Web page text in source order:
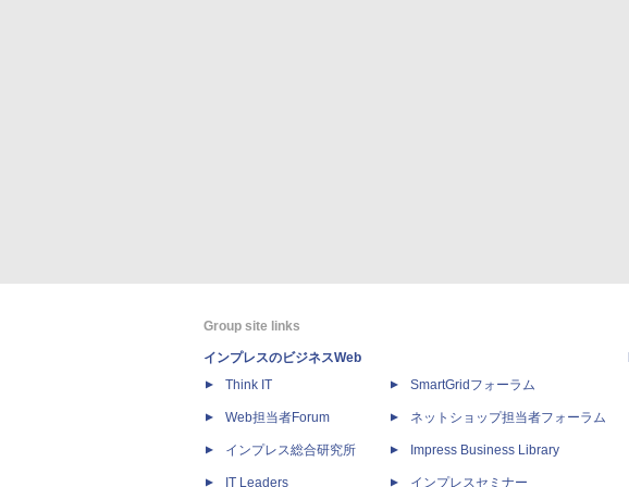
Group site links
インプレスのビジネスWeb
Think IT
Web担当者Forum
インプレス総合研究所
IT Leaders
SmartGridフォーラム
ネットショップ担当者フォーラム
Impress Business Library
インプレスセミナー